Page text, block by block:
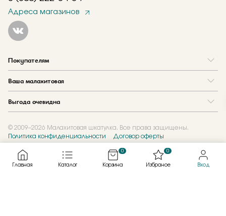
Адреса магазинов
Покупателям
Ваша малахитовая
Где купить
Новости
Журнал
Выгода очевидна
Акции
Обмен и скупка
Подарочные сертификаты
© 2009–2026 Малахитовая шкатулка. Все права защищены.
Политика конфиденциальности
Договор оферты
Главная Каталог Корзина
0
Избраное
0
Вход